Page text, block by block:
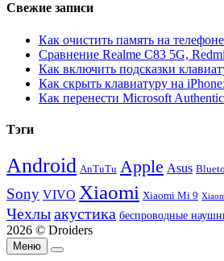
Свежие записи
Как очистить память на
Сравнение Realme C83 5G,
Как включить подсказки
Как скрыть клавиатуру на
Как перенести Microsoft
Тэги
Android AnTuTu Apple Asus
Sony VIVO Xiaomi Xiaomi Mi 9
Чехлыакустика беспроводные
2026 © Droiders
Меню